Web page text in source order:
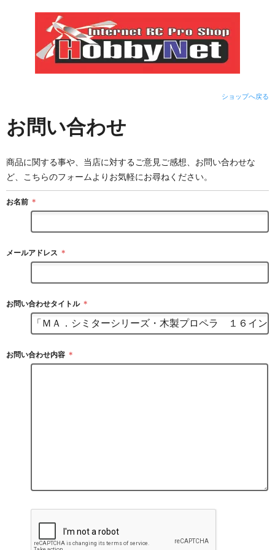
ショップへ戻る
お問い合わせ
商品に関する事や、当店に対するご意見ご感想、お問い合わせな
ど、こちらのフォームよりお気軽にお尋ねください。
お名前 ＊
メールアドレス ＊
お問い合わせタイトル ＊
お問い合わせ内容 ＊